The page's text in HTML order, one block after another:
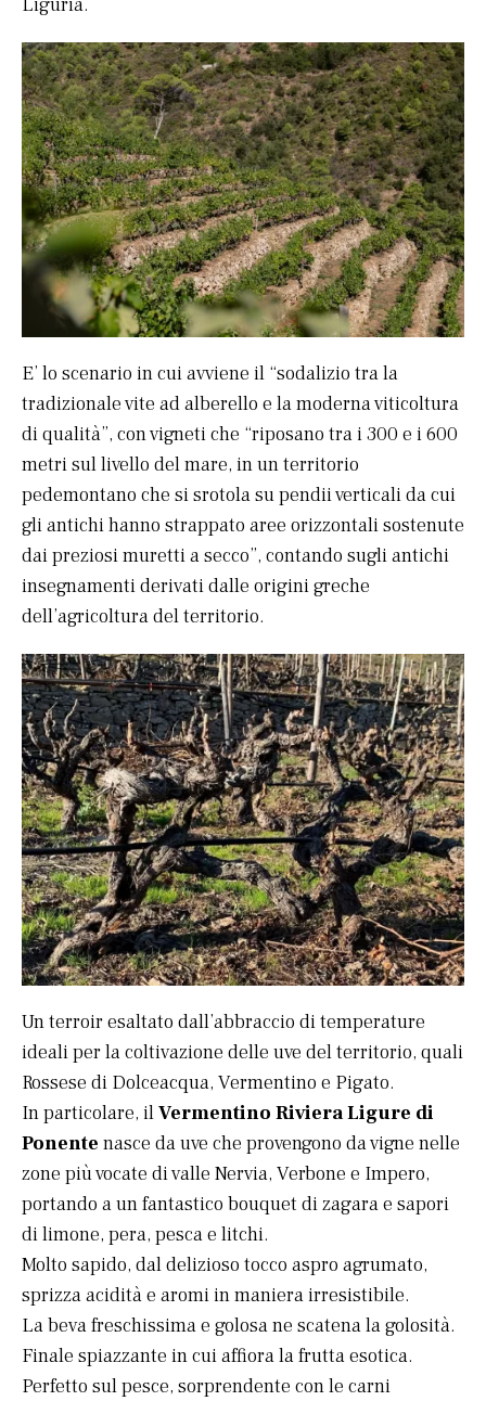
E’ lo scenario in cui avviene il “sodalizio tra la
tradizionale vite ad alberello e la moderna viticoltura
di qualità”, con vigneti che “riposano tra i 300 e i 600
metri sul livello del mare, in un territorio
pedemontano che si srotola su pendii verticali da cui
gli antichi hanno strappato aree orizzontali sostenute
dai preziosi muretti a secco”, contando sugli antichi
insegnamenti derivati dalle origini greche
dell’agricoltura del territorio.
Un terroir esaltato dall’abbraccio di temperature
ideali per la coltivazione delle uve del territorio, quali
Rossese di Dolceacqua, Vermentino e Pigato.
In particolare, ilVermentino Riviera Ligure di
Ponente nasce da uve che provengono da vigne nelle
zone più vocate di valle Nervia, Verbone e Impero,
portando a un fantastico bouquet di zagara e sapori
di limone, pera, pesca e litchi.
Molto sapido, dal delizioso tocco aspro agrumato,
sprizza acidità e aromi in maniera irresistibile.
La beva freschissima e golosa ne scatena la golosità.
Finale spiazzante in cui affiora la frutta esotica.
Perfetto sul pesce, sorprendente con le carni